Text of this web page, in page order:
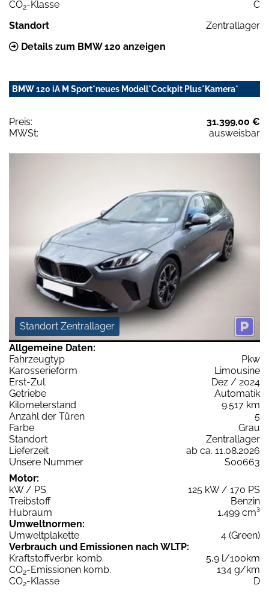
CO2-Klasse
C
Standort
Zentrallager
Details zum BMW 120 anzeigen
BMW 120 iA M Sport*neues Modell*Cockpit Plus*Kamera*
Preis:
31.399,00 €
MWSt:
ausweisbar
Standort Zentrallager
Allgemeine Daten:
Fahrzeugtyp
Pkw
Karosserieform
Limousine
Erst-Zul.
Dez / 2024
Getriebe
Automatik
Kilometerstand
9.517 km
Anzahl der Türen
5
Farbe
Grau
Standort
Zentrallager
Lieferzeit
ab ca. 11.08.2026
Unsere Nummer
S00663
Motor:
kW / PS
125 kW / 170 PS
Treibstoff
Benzin
Hubraum
1.499 cm³
Umweltnormen:
Umweltplakette
4 (Green)
Verbrauch und Emissionen nach WLTP:
Kraftstoffverbr. komb.
5,9 l/100km
CO2-Emissionen komb.
134 g/km
CO2-Klasse
D